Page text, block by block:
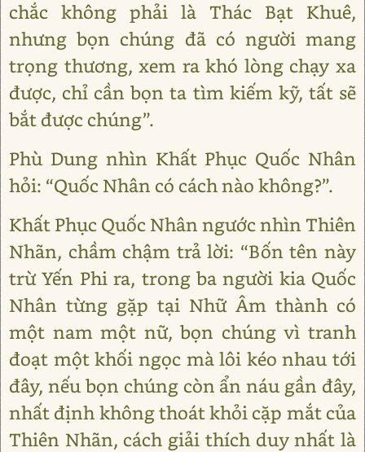
chắc không phải là Thác Bạt Khuê,
nhưng bọn chúng đã có người mang
trọng thương, xem ra khó lòng chạy xa
được, chỉ cần bọn ta tìm kiếm kỹ, tất sẽ
bắt được chúng”.
Phù Dung nhìn Khất Phục Quốc Nhân
hỏi: “Quốc Nhân có cách nào không?”.
Khất Phục Quốc Nhân ngước nhìn Thiên
Nhãn, chầm chậm trả lời: “Bốn tên này
trừ Yến Phi ra, trong ba người kia Quốc
Nhân từng gặp tại Nhữ Âm thành có
một nam một nữ, bọn chúng vì tranh
đoạt một khối ngọc mà lôi kéo nhau tới
đây, nếu bọn chúng còn ẩn náu gần đây,
nhất định không thoát khỏi cặp mắt của
Thiên Nhãn, cách giải thích duy nhất là